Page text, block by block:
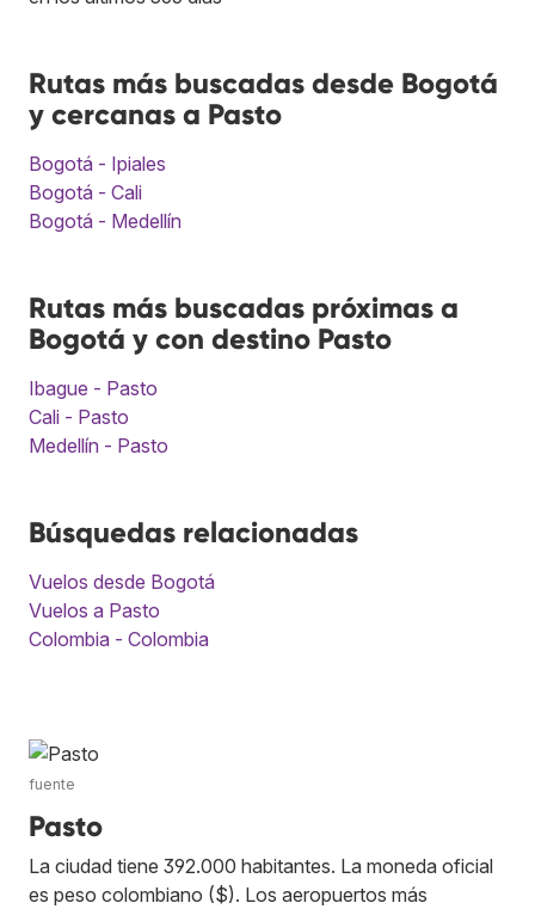
Rutas más buscadas desde Bogotá
y cercanas a Pasto
Bogotá - Ipiales
Bogotá - Cali
Bogotá - Medellín
Rutas más buscadas próximas a
Bogotá y con destino Pasto
Ibague - Pasto
Cali - Pasto
Medellín - Pasto
Búsquedas relacionadas
Vuelos desde Bogotá
Vuelos a Pasto
Colombia - Colombia
fuente
Pasto
La ciudad tiene 392.000 habitantes. La moneda oficial
es peso colombiano ($). Los aeropuertos más